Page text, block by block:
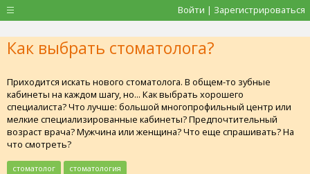
Войти | Зарегистрироваться
Как выбрать стоматолога?
Приходится искать нового стоматолога. В общем-то зубные
кабинеты на каждом шагу, но... Как выбрать хорошего
специалиста? Что лучше: большой многопрофильный центр или
мелкие специализированные кабинеты? Предпочтительный
возраст врача? Мужчина или женщина? Что еще спрашивать? На
что смотреть?
стоматолог стоматология